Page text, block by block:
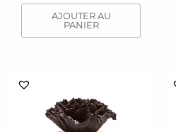
AJOUTER AU
PANIER